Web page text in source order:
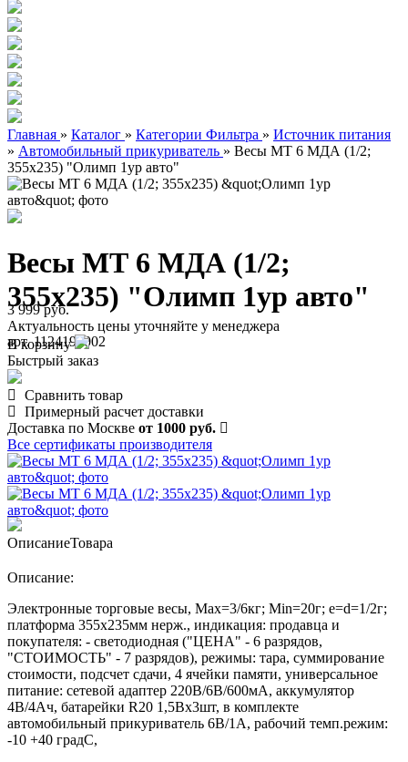
Главная » Каталог » Категории Фильтра » Источник питания
» Автомобильный прикуриватель » Весы МТ 6 МДА (1/2;
355х235) "Олимп 1ур авто"
Весы МТ 6 МДА (1/2;
355х235) "Олимп 1ур авто"
арт. 1124190002
3 999 руб.
Актуальность цены уточняйте у менеджера
В корзину
Быстрый заказ
Сравнить товар
Примерный расчет доставки
Доставка по Москве от 1000 руб.
Все сертификаты производителя
ОписаниеТовара
Описание:
Электронные торговые весы, Max=3/6кг; Min=20г; e=d=1/2г;
платформа 355х235мм нерж., индикация: продавца и
покупателя: - светодиодная ("ЦЕНА" - 6 разрядов,
"СТОИМОСТЬ" - 7 разрядов), режимы: тара, суммирование
стоимости, подсчет сдачи, 4 ячейки памяти, универсальное
питание: сетевой адаптер 220В/6В/600мА, аккумулятор
4В/4Ач, батарейки R20 1,5Вх3шт, в комплекте
автомобильный прикуриватель 6В/1А, рабочий темп.режим:
-10 +40 градС,